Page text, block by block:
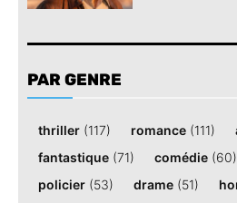
PAR GENRE
thriller (117) romance (111)
fantastique (71) comédie (60)
policier (53) drame (51)